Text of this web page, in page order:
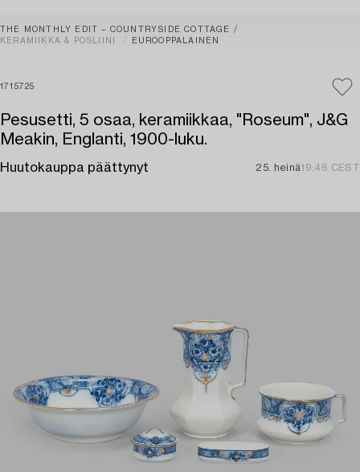
THE MONTHLY EDIT – COUNTRYSIDE COTTAGE
KERAMIIKKA & POSLIINI
EUROOPPALAINEN
1715725
Pesusetti, 5 osaa, keramiikkaa, "Roseum", J&G
Meakin, Englanti, 1900-luku.
Huutokauppa päättynyt 25. heinä19:46 CEST